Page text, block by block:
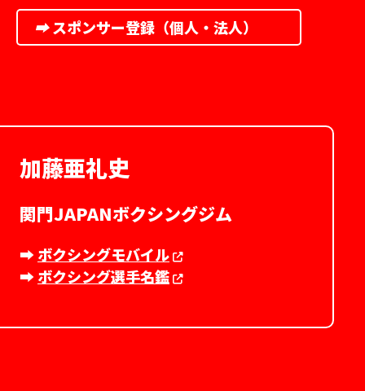
➡︎スポンサー登録（個人・法人）
加藤亜礼史
関門JAPANボクシングジム
➡︎ ボクシングモバイル
➡︎ ボクシング選手名鑑